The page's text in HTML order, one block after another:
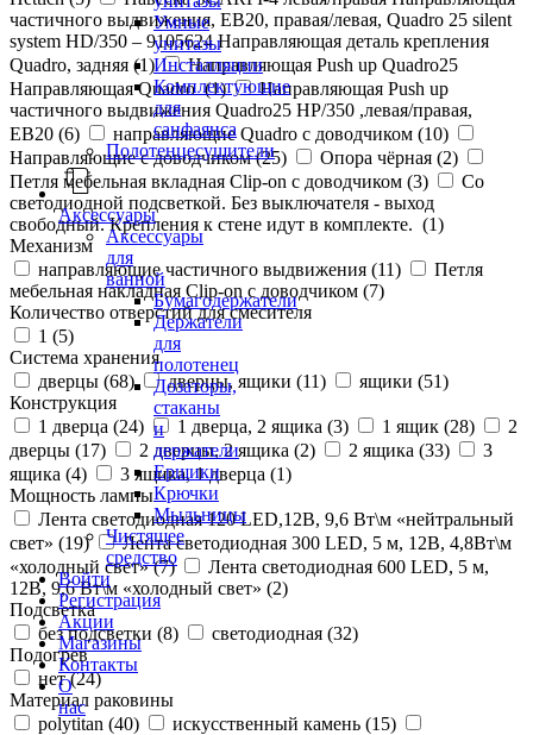
Умные
унитазы
Инсталляции
Комплектующие
для
санфаянса
Полотенцесушители
Аксессуары
Аксессуары
для
ванной
Бумагодержатели
Держатели
для
полотенец
Дозаторы,
стаканы
и
держатели
Ершики
Крючки
Мыльницы
Чистящее
средство
Войти
Регистрация
Акции
Магазины
Контакты
О
нас
частичного выдвижения, ЕВ20, правая/левая, Quadro 25 silent
system HD/350 – 9105624 Направляющая деталь крепления
Quadro, задняя (1)
Направляющая Push up Quadro25
Направляющая Quadro (1)
Направляющая Push up
частичного выдвижения Quadro25 НР/350 ,левая/правая,
ЕВ20 (6) направляющие Quadro с доводчиком (10)
Направляющие с доводчиком (25) Опора чёрная (2)
Петля мебельная вкладная Clip-on с доводчиком (3)
Со
светодиодной подсветкой. Без выключателя - выход
свободный. Крепления к стене идут в комплекте. (1)
Механизм
направляющие частичного выдвижения (11)
Петля
мебельная накладная Clip-on с доводчиком (7)
Количество отверстий для смесителя
1 (5)
Система хранения
дверцы (68) дверцы, ящики (11) ящики (51)
Конструкция
1 дверца (24) 1 дверца, 2 ящика (3) 1 ящик (28)
2
дверцы (17) 2 дверцы, 2 ящика (2) 2 ящика (33)
3
ящика (4) 3 ящика, 1 дверца (1)
Мощность лампы
Лента светодиодная 120 LED,12В, 9,6 Вт\м «нейтральный
свет» (19)
Лента светодиодная 300 LED, 5 м, 12В, 4,8Вт\м
«холодный свет» (7)
Лента светодиодная 600 LED, 5 м,
12В, 9,6 Вт\м «холодный свет» (2)
Подсветка
без подсветки (8) светодиодная (32)
Подогрев
нет (24)
Материал раковины
polytitan (40) искусственный камень (15)